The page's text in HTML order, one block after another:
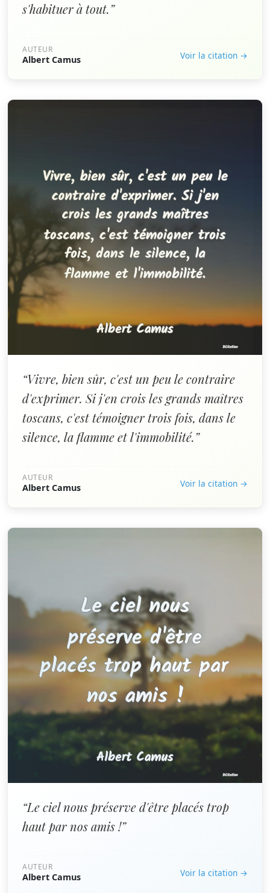
s'habituer à tout.”
AUTEUR
Albert Camus Voir la citation →
“Vivre, bien sûr, c'est un peu le contraire
d'exprimer. Si j'en crois les grands maîtres
toscans, c'est témoigner trois fois, dans le
silence, la flamme et l'immobilité.”
AUTEUR
Albert Camus Voir la citation →
“Le ciel nous préserve d'être placés trop
haut par nos amis !”
AUTEUR
Albert Camus Voir la citation →